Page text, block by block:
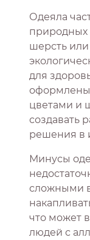
Одеяла
природных
шерсть или
для
цветами и
создавать
решения в
Минусы
сложными
что может
людей с